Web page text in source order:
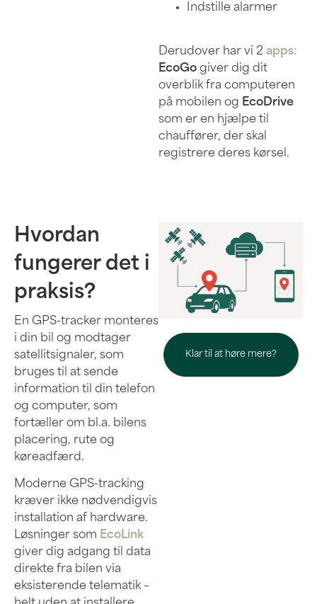
Indstille alarmer
Derudover har vi 2 apps:
EcoGo giver dig dit
overblik fra computeren
på mobilen og EcoDrive
som er en hjælpe til
chauffører, der skal
registrere deres kørsel.
Hvordan
fungerer det i
praksis?
En GPS-tracker monteres
i din bil og modtager
satellitsignaler, som
bruges til at sende
information til din telefon
og computer, som
fortæller om bl.a. bilens
placering, rute og
køreadfærd.
Moderne GPS-tracking
kræver ikke nødvendigvis
installation af hardware.
Løsninger som EcoLink
giver dig adgang til data
direkte fra bilen via
eksisterende telematik –
Klar til at høre mere?